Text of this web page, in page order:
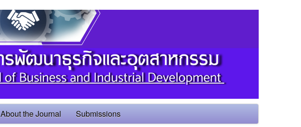
About the Journal Submissions